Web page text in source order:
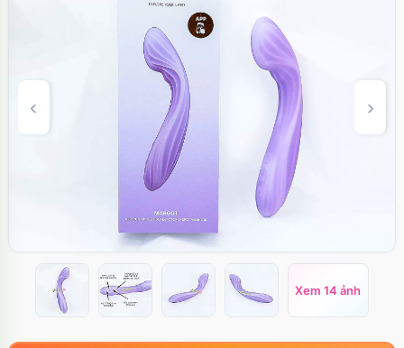
Xem 14 ảnh